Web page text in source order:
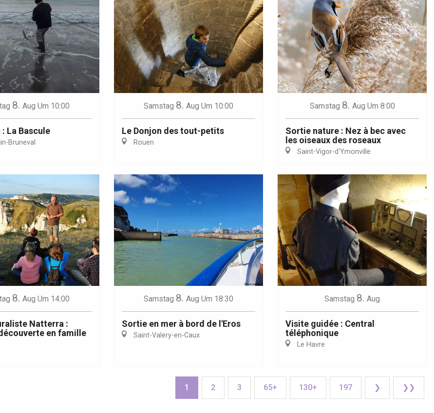
8. Aug Um 10:00
La Bascule
Bruneval
Samstag 8. Aug Um 10:00
Le Donjon des tout-petits
Rouen
Samstag 8. Aug Um 8:00
Sortie nature : Nez à bec avec
les oiseaux des roseaux
Saint-Vigor-d'Ymonville
8. Aug Um 14:00
Natterra :
en famille
Samstag 8. Aug Um 18:30
Sortie en mer à bord de l'Eros
Saint-Valery-en-Caux
Samstag 8. Aug
Visite guidée : Central
téléphonique
Le Havre
1 2 3 65+ 130+ 197 ❯ ❯❯